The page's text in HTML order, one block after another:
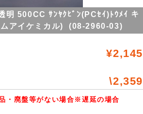
明 500CC ｻﾝﾔｸﾋﾞﾝ(PCｾｲ)ﾄｳﾒｲ キ
ムアイケミカル) (08-2960-03)
¥2,145
\2,359
・廃盤等がない場合※遅延の場合